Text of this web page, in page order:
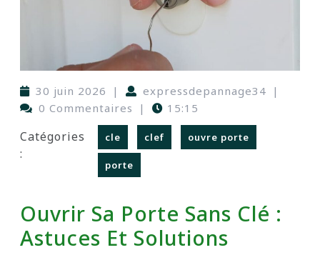
30 juin 2026 | expressdepannage34 |
0 Commentaires
| 15:15
Catégories
:
cle clef ouvre porte
porte
Ouvrir Sa Porte Sans Clé :
Astuces Et Solutions